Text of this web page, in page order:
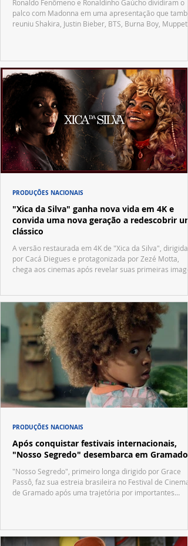
Ronaldo Fenômeno e Ronaldinho Gaúcho dividiram o
palco com Madonna em uma apresentação que
reuniu Shakira, Justin Bieber, BTS, Burna Boy, Muppets,
"Xica da Silva" ganha nova vida em 4K e
convida uma nova geração a redescobrir um
clássico
A versão restaurada em 4K de "Xica da Silva", dirigida
por Cacá Diegues e protagonizada por Zezé Motta,
chega aos cinemas após revelar suas primeiras
PRODUÇÕES NACIONAIS
Após conquistar festivais internacionais,
"Nosso Segredo" desembarca em Gramado
"Nosso Segredo", primeiro longa dirigido por Grace
Passô, faz sua estreia brasileira no Festival de Cinema
de Gramado após uma trajetória por importantes
PRODUÇÕES NACIONAIS